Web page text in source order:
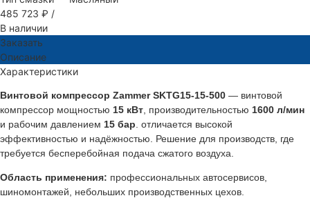
485 723 ₽ /
В наличии
Заказать
Описание
Характеристики
Винтовой компрессор Zammer SKTG15-15-500 — винтовой
компрессор мощностью 15 кВт , производительностью 1600 л/мин
и рабочим давлением 15 бар . отличается высокой
эффективностью и надёжностью. Решение для производств, где
требуется бесперебойная подача сжатого воздуха.
Область применения: профессиональных автосервисов,
шиномонтажей, небольших производственных цехов.